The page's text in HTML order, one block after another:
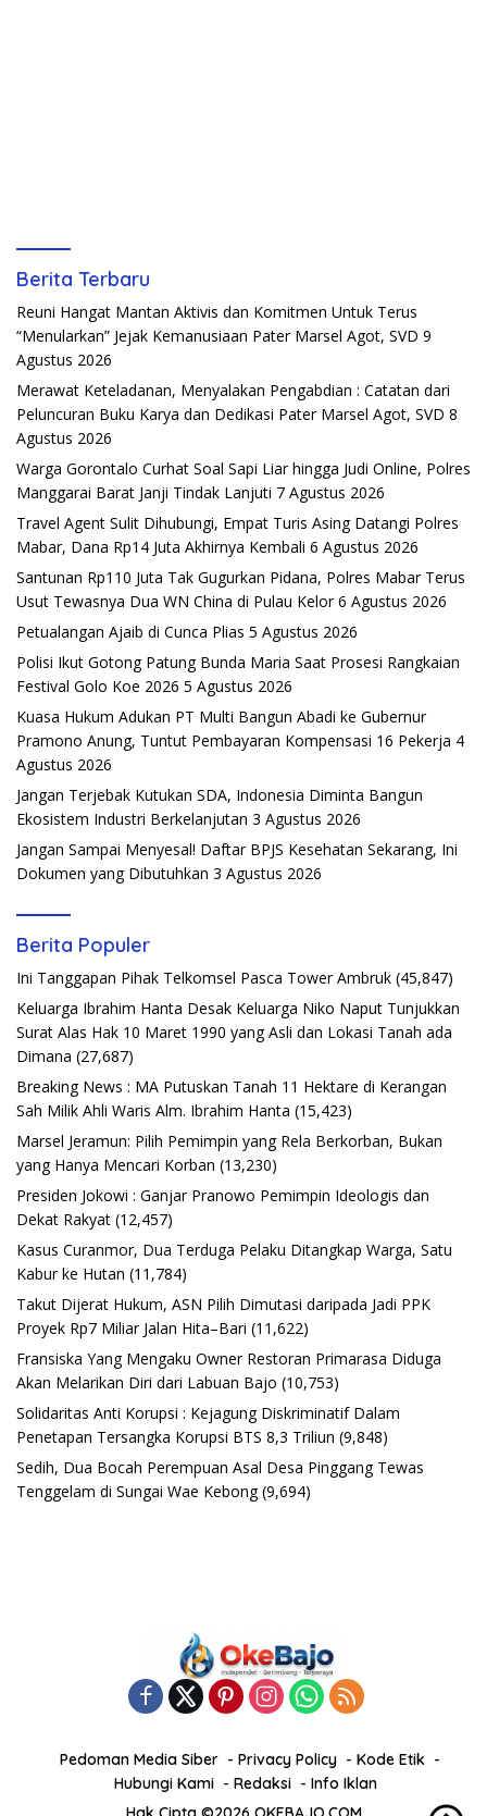
Berita Terbaru
Reuni Hangat Mantan Aktivis dan Komitmen Untuk Terus
“Menularkan” Jejak Kemanusiaan Pater Marsel Agot, SVD 9
Agustus 2026
Merawat Keteladanan, Menyalakan Pengabdian : Catatan dari
Peluncuran Buku Karya dan Dedikasi Pater Marsel Agot, SVD 8
Agustus 2026
Warga Gorontalo Curhat Soal Sapi Liar hingga Judi Online, Polres
Manggarai Barat Janji Tindak Lanjuti 7 Agustus 2026
Travel Agent Sulit Dihubungi, Empat Turis Asing Datangi Polres
Mabar, Dana Rp14 Juta Akhirnya Kembali 6 Agustus 2026
Santunan Rp110 Juta Tak Gugurkan Pidana, Polres Mabar Terus
Usut Tewasnya Dua WN China di Pulau Kelor 6 Agustus 2026
Petualangan Ajaib di Cunca Plias 5 Agustus 2026
Polisi Ikut Gotong Patung Bunda Maria Saat Prosesi Rangkaian
Festival Golo Koe 2026 5 Agustus 2026
Kuasa Hukum Adukan PT Multi Bangun Abadi ke Gubernur
Pramono Anung, Tuntut Pembayaran Kompensasi 16 Pekerja 4
Agustus 2026
Jangan Terjebak Kutukan SDA, Indonesia Diminta Bangun
Ekosistem Industri Berkelanjutan 3 Agustus 2026
Jangan Sampai Menyesal! Daftar BPJS Kesehatan Sekarang, Ini
Dokumen yang Dibutuhkan 3 Agustus 2026
Berita Populer
Ini Tanggapan Pihak Telkomsel Pasca Tower Ambruk (45,847)
Keluarga Ibrahim Hanta Desak Keluarga Niko Naput Tunjukkan
Surat Alas Hak 10 Maret 1990 yang Asli dan Lokasi Tanah ada
Dimana (27,687)
Breaking News : MA Putuskan Tanah 11 Hektare di Kerangan
Sah Milik Ahli Waris Alm. Ibrahim Hanta (15,423)
Marsel Jeramun: Pilih Pemimpin yang Rela Berkorban, Bukan
yang Hanya Mencari Korban (13,230)
Presiden Jokowi : Ganjar Pranowo Pemimpin Ideologis dan
Dekat Rakyat (12,457)
Kasus Curanmor, Dua Terduga Pelaku Ditangkap Warga, Satu
Kabur ke Hutan (11,784)
Takut Dijerat Hukum, ASN Pilih Dimutasi daripada Jadi PPK
Proyek Rp7 Miliar Jalan Hita–Bari (11,622)
Fransiska Yang Mengaku Owner Restoran Primarasa Diduga
Akan Melarikan Diri dari Labuan Bajo (10,753)
Solidaritas Anti Korupsi : Kejagung Diskriminatif Dalam
Penetapan Tersangka Korupsi BTS 8,3 Triliun (9,848)
Sedih, Dua Bocah Perempuan Asal Desa Pinggang Tewas
Tenggelam di Sungai Wae Kebong (9,694)
Pedoman Media Siber Privacy Policy
Kode Etik
Hubungi Kami
Redaksi
Info Iklan